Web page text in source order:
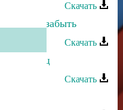
Скачать
смогу забыть
Скачать
Мой горец
Скачать